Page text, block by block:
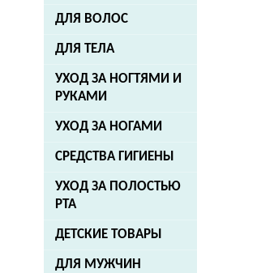
ДЛЯ ВОЛОС
ДЛЯ ТЕЛА
УХОД ЗА НОГТЯМИ И
РУКАМИ
УХОД ЗА НОГАМИ
СРЕДСТВА ГИГИЕНЫ
УХОД ЗА ПОЛОСТЬЮ
РТА
ДЕТСКИЕ ТОВАРЫ
ДЛЯ МУЖЧИН